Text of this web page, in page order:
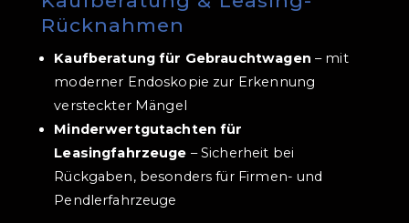
Rücknahmen
Kaufberatung für Gebrauchtwagen – mit
moderner Endoskopie zur Erkennung
versteckter Mängel
Minderwertgutachten für
Leasingfahrzeuge – Sicherheit bei
Rückgaben, besonders für Firmen- und
Pendlerfahrzeuge